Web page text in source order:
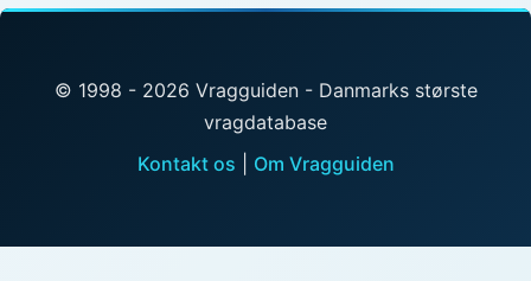
© 1998 - 2026 Vragguiden - Danmarks største
vragdatabase
Kontakt os
Om Vragguiden